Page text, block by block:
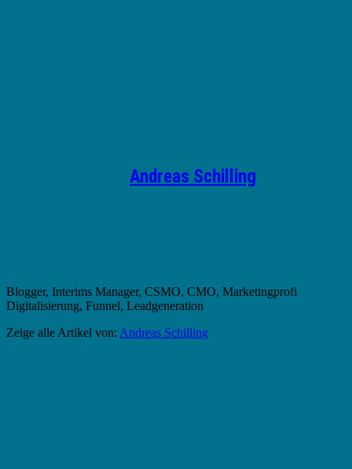
Andreas Schilling
Blogger, Interims Manager, CSMO, CMO, Marketingprofi
Digitalisierung, Funnel, Leadgeneration
Zeige alle Artikel von: Andreas Schilling